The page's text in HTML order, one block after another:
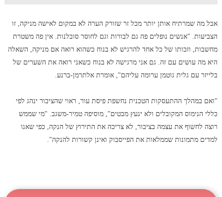
אבל מה שמרתיח אותן יותר מכל זר שזורק הערה לא במקום לאישה מניקה, זו
הצביעות. "אנשים נופלים פה גם לבורות וגם לחוסר סובלנות. אין פה משטרת
מחשבות, וזכותו של כל אחד להרגיש לא בנוח כשהוא רואה אם מניקה, השאלה
היא מה עושים עם זה. גם אני מרגישה לא בנוח כשאני רואה את השערים של
בלייזר עם גלית גוטמן ערומה עליהם", אומרת אלתרמן-ברנע.
"ואם במהלך ההתעסקות הטכנית נחשפת פיסת עור, ראוי שהציבור ינהג לפי
כללי הנימוס המקובלים ולא ינעץ מבטים", מוסיפה טמיר-משגב. "מי שממש
רוצה לחשוף את עצמה בציבור, לא צריכה את התירוץ של הנקה, כפי שאנו
למדים מתמונות שממלאות את הפייסבוק ואינן קשורות להנקה".